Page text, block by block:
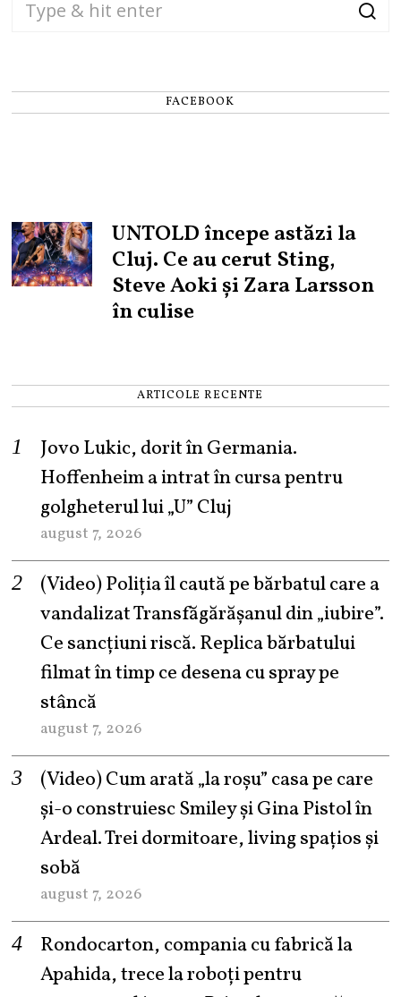
FACEBOOK
UNTOLD începe astăzi la
Cluj. Ce au cerut Sting,
Steve Aoki și Zara Larsson
în culise
ARTICOLE RECENTE
Jovo Lukic, dorit în Germania.
Hoffenheim a intrat în cursa pentru
golgheterul lui „U” Cluj
august 7, 2026
(Video) Poliția îl caută pe bărbatul care a
vandalizat Transfăgărășanul din „iubire”.
Ce sancțiuni riscă. Replica bărbatului
filmat în timp ce desena cu spray pe
stâncă
august 7, 2026
(Video) Cum arată „la roşu” casa pe care
şi-o construiesc Smiley şi Gina Pistol în
Ardeal. Trei dormitoare, living spațios și
sobă
august 7, 2026
Rondocarton, compania cu fabrică la
Apahida, trece la roboți pentru